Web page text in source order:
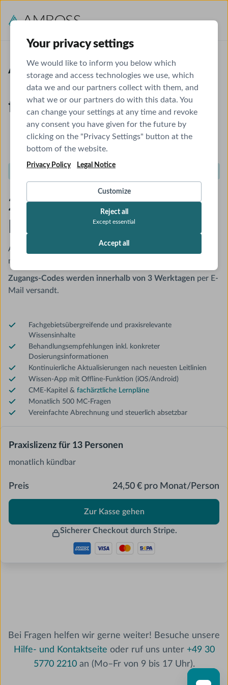
Your privacy settings
We would like to inform you below which
storage and access technologies we use, which
data we and our partners collect with them, and
what we or our partners do with this data. You
can change your settings at any time and revoke
any consent you have given for the future by
clicking on the "Privacy Settings" button at the
bottom of the website.
Privacy Policy Legal Notice
Customize
Reject all
Except essential
Accept all
AMBOSS-Praxislizenz
für 13 Personen
3.822 € pro Jahr
24,50 € pro
Monat/Person
AMBOSS-Praxislizenz für 13 Personen (
monatlich kündbar).
Zugangs-Codes werden innerhalb von 3 Werktagen per E-
Mail versandt.
Fachgebietsübergreifende und praxisrelevante
Wissensinhalte
Behandlungsempfehlungen inkl. konkreter
Dosierungsinformationen
Kontinuierliche Aktualisierungen nach neuesten Leitlinien
Wissen-App mit Offline-Funktion (iOS/Android)
CME-Kapitel & fachärztliche Lernpläne
Monatlich 500 MC-Fragen
Vereinfachte Abrechnung und steuerlich absetzbar
Praxislizenz für 13 Personen
monatlich kündbar
Preis 24,50 € pro Monat/Person
Zur Kasse gehen
Sicherer Checkout durch Stripe.
Bei Fragen helfen wir gerne weiter! Besuche unsere
Hilfe- und Kontaktseite oder ruf uns unter +49 30
5770 2210an (Mo–Fr von 9 bis 17 Uhr).